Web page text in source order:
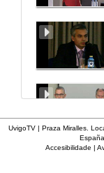
UvigoTV | Praza Miralles.
Accesibilidade |